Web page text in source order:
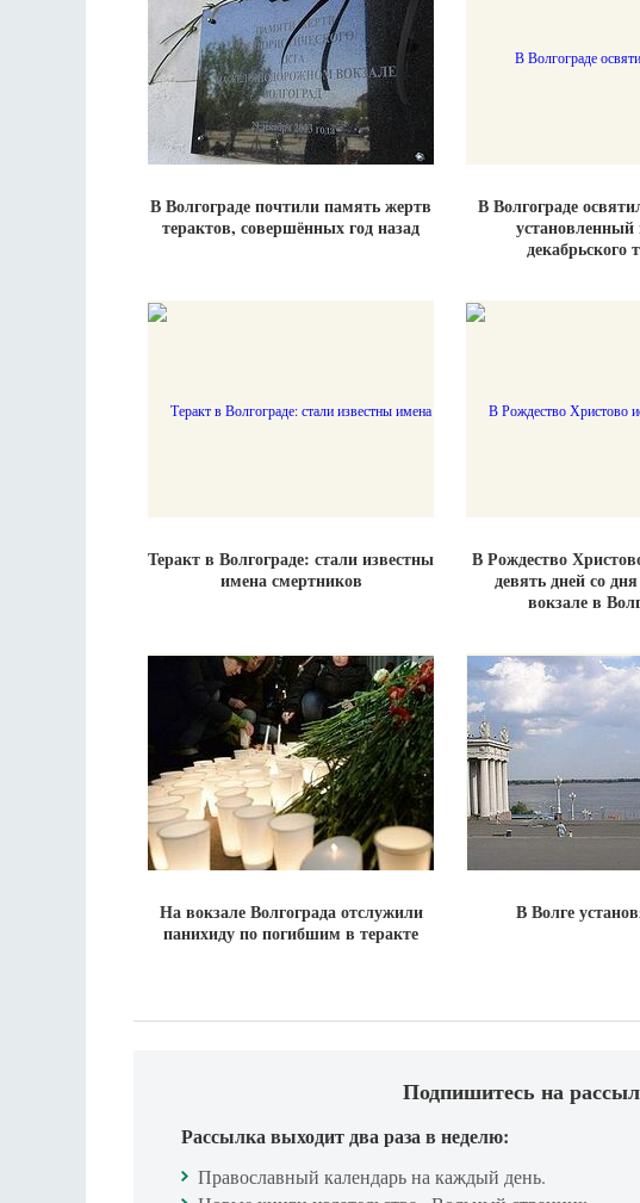
В Волгограде почтили память жертв
терактов, совершённых год назад
В Волгограде
установленный
декабрьского
Теракт в Волгограде: стали известны
имена смертников
В Рождество
девять дней со
вокзале в
На вокзале Волгограда отслужили
панихиду по погибшим в теракте
В Волге
Подпишитесь на
Рассылка выходит два раза в неделю:
Православный календарь на каждый день.